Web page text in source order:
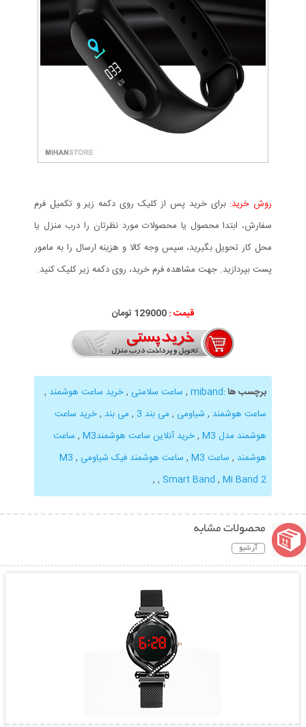
روش خرید: برای خرید پس از کلیک روی دکمه زیر و تکمیل فرم
سفارش، ابتدا محصول یا محصولات مورد نظرتان را درب منزل یا
محل کار تحویل بگیرید، سپس وجه کالا و هزینه ارسال را به مامور
پست بپردازید. جهت مشاهده فرم خرید، روی دکمه زیر کلیک کنید.
قیمت :129000 تومان
برچسب ها:
miband
, ساعت سلامتی ,خرید ساعت هوشمند ,
ساعت هوشمند , شیاومی , می بند 3 , می بند ,خرید ساعت
هوشمند مدل M3
,خرید آنلاین ساعت هوشمندM3 , ساعت
هوشمند , ساعت M3 , ساعت هوشمند فیک شیاومی ,
M3
Smart Band , Mi Band 2
,
,
محصولات مشابه
آرشیو